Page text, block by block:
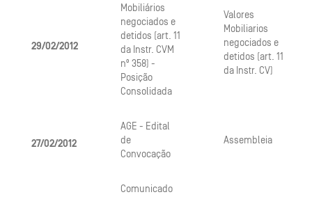
29/02/2012
Mobiliários
negociados e
detidos (art. 11
da Instr. CVM
nº 358) -
Posição
Consolidada
Valores
Mobiliarios
negociados e
detidos (art. 11
da Instr. CV)
27/02/2012
AGE - Edital
de
Convocação
Assembleia
Comunicado